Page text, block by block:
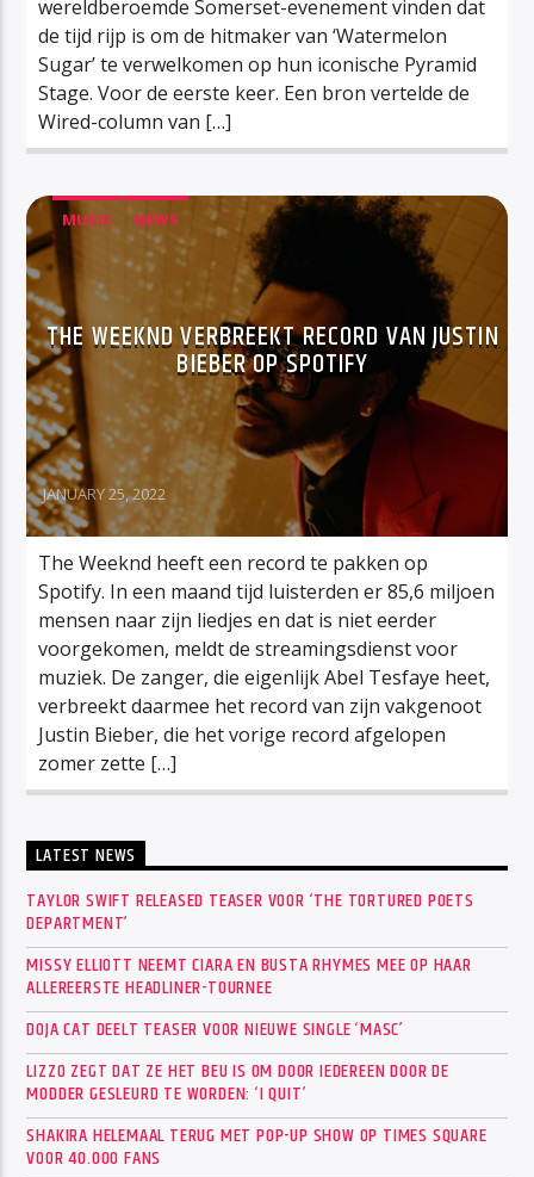
wereldberoemde Somerset-evenement vinden dat
de tijd rijp is om de hitmaker van ‘Watermelon
Sugar’ te verwelkomen op hun iconische Pyramid
Stage. Voor de eerste keer. Een bron vertelde de
Wired-column van […]
MUSIC NEWS
THE WEEKND VERBREEKT RECORD VAN JUSTIN
BIEBER OP SPOTIFY
JANUARY 25, 2022
The Weeknd heeft een record te pakken op
Spotify. In een maand tijd luisterden er 85,6 miljoen
mensen naar zijn liedjes en dat is niet eerder
voorgekomen, meldt de streamingsdienst voor
muziek. De zanger, die eigenlijk Abel Tesfaye heet,
verbreekt daarmee het record van zijn vakgenoot
Justin Bieber, die het vorige record afgelopen
zomer zette […]
LATEST NEWS
TAYLOR SWIFT RELEASED TEASER VOOR ‘THE TORTURED POETS
DEPARTMENT’
MISSY ELLIOTT NEEMT CIARA EN BUSTA RHYMES MEE OP HAAR
ALLEREERSTE HEADLINER-TOURNEE
DOJA CAT DEELT TEASER VOOR NIEUWE SINGLE ‘MASC’
LIZZO ZEGT DAT ZE HET BEU IS OM DOOR IEDEREEN DOOR DE
MODDER GESLEURD TE WORDEN: ‘I QUIT’
SHAKIRA HELEMAAL TERUG MET POP-UP SHOW OP TIMES SQUARE
VOOR 40.000 FANS